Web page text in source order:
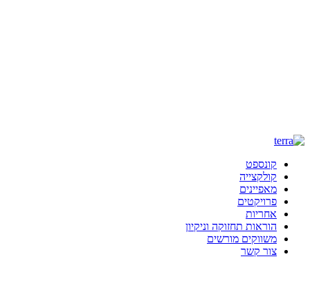
קונספט
קולקצייה
מאפיינים
פרויקטים
אחריות
הוראות תחזוקה וניקיון
משווקים מורשים
צור קשר